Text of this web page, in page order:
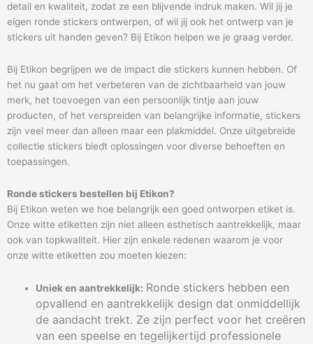
detail en kwaliteit, zodat ze een blijvende indruk maken. Wil jij je
eigen ronde stickers ontwerpen, of wil jij ook het ontwerp van je
stickers uit handen geven? Bij Etikon helpen we je graag verder.
Bij Etikon begrijpen we de impact die stickers kunnen hebben. Of
het nu gaat om het verbeteren van de zichtbaarheid van jouw
merk, het toevoegen van een persoonlijk tintje aan jouw
producten, of het verspreiden van belangrijke informatie, stickers
zijn veel meer dan alleen maar een plakmiddel. Onze uitgebreide
collectie stickers biedt oplossingen voor diverse behoeften en
toepassingen.
Ronde stickers bestellen bij Etikon?
Bij Etikon weten we hoe belangrijk een goed ontworpen etiket is.
Onze witte etiketten zijn niet alleen esthetisch aantrekkelijk, maar
ook van topkwaliteit. Hier zijn enkele redenen waarom je voor
onze witte etiketten zou moeten kiezen:
Uniek en aantrekkelijk: Ronde stickers hebben een
opvallend en aantrekkelijk design dat onmiddellijk
de aandacht trekt. Ze zijn perfect voor het creëren
van een speelse en tegelijkertijd professionele